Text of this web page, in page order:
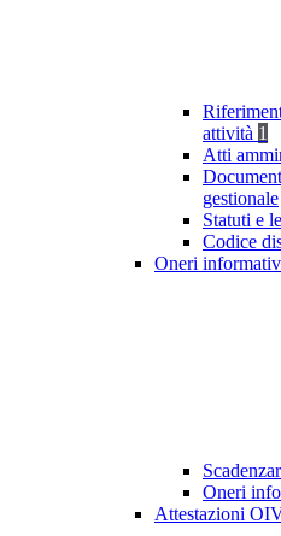
attività 1
Atti
gestionale
Statuti e
Codice
Oneri
Oneri
Attestazioni